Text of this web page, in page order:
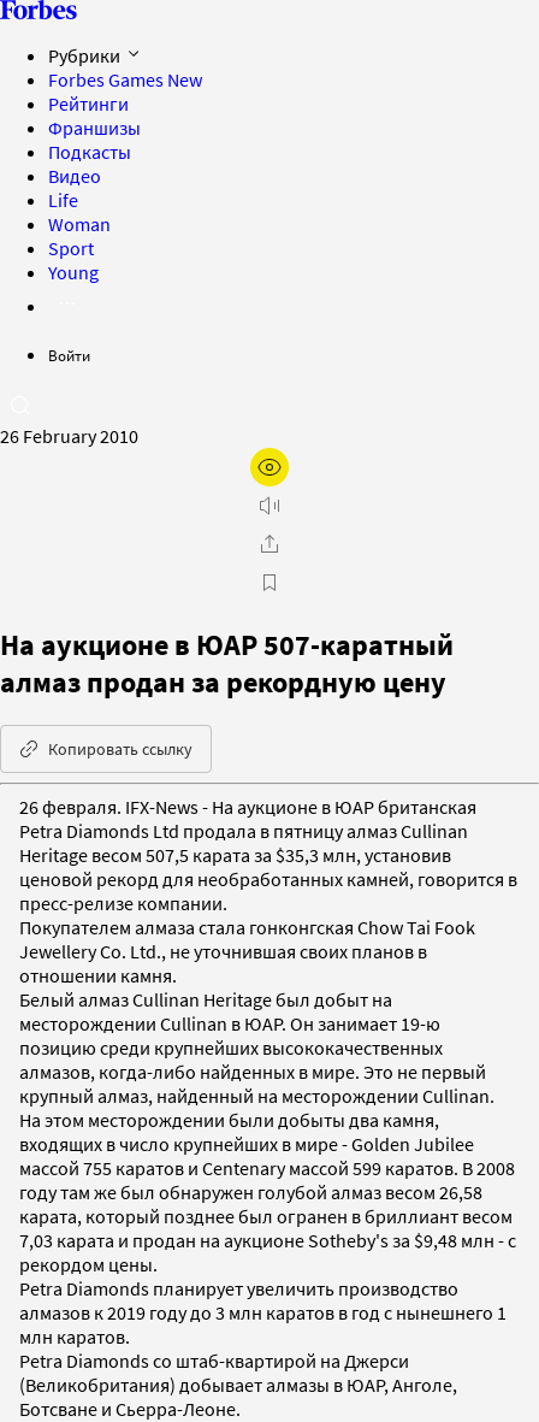
Рубрики
Forbes Games New
Рейтинги
Франшизы
Подкасты
Видео
Life
Woman
Sport
Young
Войти
26 February 2010
На аукционе в ЮАР 507-каратный
алмаз продан за рекордную цену
Копировать ссылку
26 февраля. IFX-News - На аукционе в ЮАР британская
Petra Diamonds Ltd продала в пятницу алмаз Cullinan
Heritage весом 507,5 карата за $35,3 млн, установив
ценовой рекорд для необработанных камней, говорится в
пресс-релизе компании.
Покупателем алмаза стала гонконгская Chow Tai Fook
Jewellery Co. Ltd., не уточнившая своих планов в
отношении камня.
Белый алмаз Cullinan Heritage был добыт на
месторождении Cullinan в ЮАР. Он занимает 19-ю
позицию среди крупнейших высококачественных
алмазов, когда-либо найденных в мире. Это не первый
крупный алмаз, найденный на месторождении Cullinan.
На этом месторождении были добыты два камня,
входящих в число крупнейших в мире - Golden Jubilee
массой 755 каратов и Centenary массой 599 каратов. В 2008
году там же был обнаружен голубой алмаз весом 26,58
карата, который позднее был огранен в бриллиант весом
7,03 карата и продан на аукционе Sotheby's за $9,48 млн - с
рекордом цены.
Petra Diamonds планирует увеличить производство
алмазов к 2019 году до 3 млн каратов в год с нынешнего 1
млн каратов.
Petra Diamonds со штаб-квартирой на Джерси
(Великобритания) добывает алмазы в ЮАР, Анголе,
Ботсване и Сьерра-Леоне.